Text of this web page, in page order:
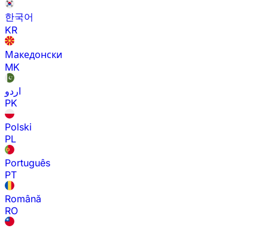
한국어
KR
Македонски
MK
اردو
PK
Polski
PL
Português
PT
Română
RO